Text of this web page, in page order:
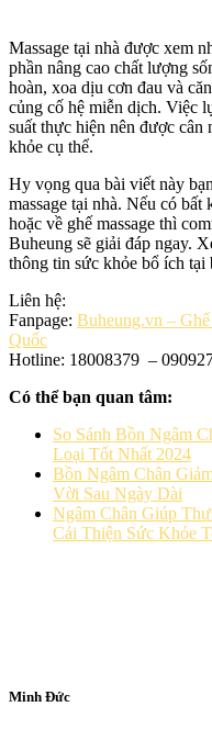
Massage tại nhà được xem
phần nâng cao chất lượng
hoàn, xoa dịu cơn đau và
củng cố hệ miễn dịch. Việc
suất thực hiện nên được cân
khỏe cụ thể.
Hy vọng qua bài viết này
massage tại nhà. Nếu có
hoặc về ghế massage thì
Buheung sẽ giải đáp ngay.
thông tin sức khỏe bổ ích tại
Liên hệ:
Fanpage: Buheung.vn –
Quốc
Hotline: 18008379 –
Có thể bạn quan tâm:
So Sánh Bồn Ngâm
Loại Tốt Nhất 2024
Bồn Ngâm Chân
Vời Sau Ngày Dài
Ngâm Chân Giúp
Cải Thiện Sức Khỏe
Minh Đức